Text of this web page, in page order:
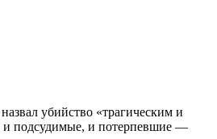
убийство «трагическим и
и подсудимые, и потерпевшие —